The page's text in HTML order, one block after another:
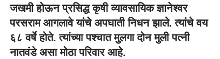
जखमी होऊन प्रसिद्ध कृषी व्यावसायिक ज्ञानेश्वर
परसराम आगलावे यांचे अपघाती निधन झाले. त्यांचे वय
६८ वर्षे होते. त्यांच्या पश्चात मुलगा दोन मुली पत्नी
नातवंडे असा मोठा परिवार आहे.